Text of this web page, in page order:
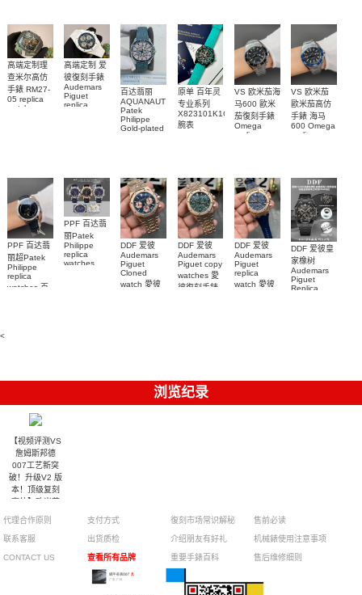
watch
diamonds
m126508-
0003腕表
011復刻手錶
腕表
高端定制理
查米尔高仿
手錶 RM27-
05 replica
watch
高端定制 爱
彼復刻手錶
Audemars
Piguet
replica
26579CB.OO.1225CB.01
百达翡丽
AQUANAUT
Patek
Philippe
Gold-plated
001包金真
钻 腕表
原单 百年灵
专业系列
X823101K1C1S1
腕表
VS 欧米茄海
马600 歐米
茄復刻手錶
Omega
replica
VS 欧米茄
歐米茄高仿
手錶 海马
600 Omega
replica
PPF 百达翡
丽超Patek
Philippe
replica
watches 百
PPF 百达翡
丽Patek
Philippe
replica
watches
DDF 爱彼
Audemars
Piguet
Cloned
watch 愛彼
DDF 爱彼
Audemars
Piguet copy
watches 愛
彼復刻手錶
DDF 爱彼
Audemars
Piguet
replica
watch 愛彼
DDF 爱彼皇
家橡树
Audemars
Piguet
Replica
<
浏览纪录
【视频评测VS
詹姆斯邦德
007工艺新突
破！升级V2 版
本！顶级复刻
高仿】欧米茄
231.10.42.21.03.004
腕表
代理合作原则
联系客服
CONTACT US
支付方式
出货质检
查看所有品牌
復刻市场常识解秘
介绍朋友有好礼
重要手錶百科
售前必读
机械錶使用注意事项
售后维修细则